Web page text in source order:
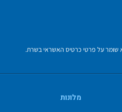
מלונות